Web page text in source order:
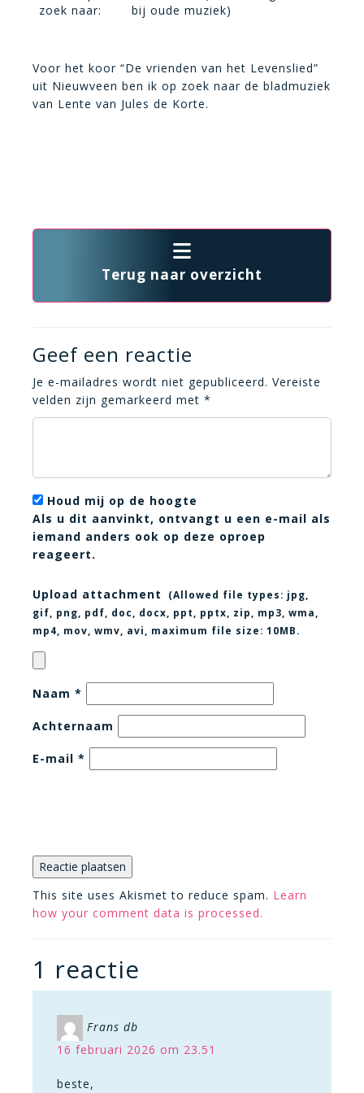
zoek naar:
bij oude muziek)
Voor het koor “De vrienden van het Levenslied”
uit Nieuwveen ben ik op zoek naar de bladmuziek
van Lente van Jules de Korte.
Terug naar overzicht
Geef een reactie
Je e-mailadres wordt niet gepubliceerd. Vereiste
velden zijn gemarkeerd met *
Houd mij op de hoogte
Als u dit aanvinkt, ontvangt u een e-mail als
iemand anders ook op deze oproep
reageert.
Upload attachment (Allowed file types: jpg,
gif, png, pdf, doc, docx, ppt, pptx, zip, mp3, wma,
mp4, mov, wmv, avi
, maximum file size: 10MB.
Naam *
Achternaam
E-mail *
This site uses Akismet to reduce spam. Learn
how your comment data is processed.
1 reactie
Frans db
16 februari 2026 om 23.51
beste,